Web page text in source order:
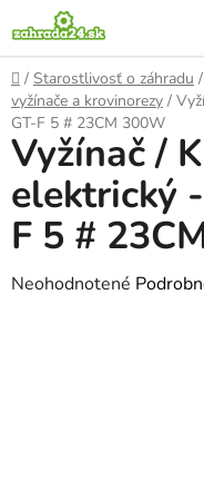
na
obsah
Domov
/ Starostlivosť o záhradu /
vyžínače a krovinorezy /
GT-F 5 # 23CM 300W
Vyžínač /
elektrický
F 5 #
Priemerné
Neohodnotené